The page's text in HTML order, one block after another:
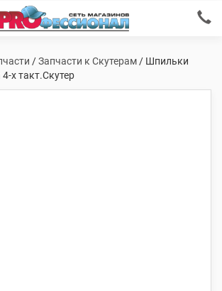
/Запчасти к Скутерам / Шпильки
х такт.Скутер